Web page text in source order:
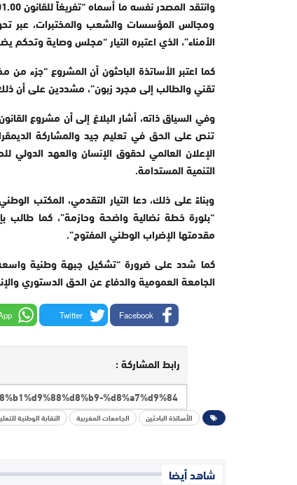
ومجالس المؤسسات والشعب والمختبرات، عبر
الأمناء”، الذي اعتبره التيار “مجلس وصاية
كما اعتبر الأساتذة الباحثون أن المشروع “جزء
تقني والطالب إلى مجرد زبون”، مشددين على أن
تنص على الحق في تعليم جيد والمشاركة
الإعلان العالمي لحقوق الإنسان والعهد الدولي
التنمية المستدامة.
وبناءً على ذلك، دعا التيار التقدمي، المكتب
“بلورة خطة نضالية واضحة وحازمة”، كما طالب
مقدمتها الإضراب الوطني المفتوح”.
كما شدد على ضرورة “تشكيل جبهة وطنية واسعة
الجامعة العمومية والدفاع عن الحق الدستوري
Facebook
Twitter
رابط المشاركة :
الأساتذة الباحثين الجامعات المغربية النقابة الوطنية
شاهد أيضا